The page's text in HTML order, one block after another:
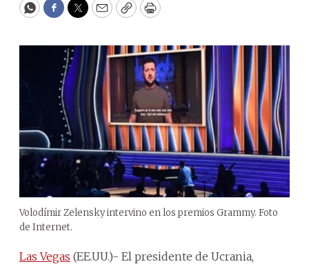
WhatsApp
Facebook
Twitter
EmailCopyPrint
Volodímir Zelensky intervino en los premios Grammy. Foto
de Internet.
Las Vegas (EE.UU.)- El presidente de Ucrania,